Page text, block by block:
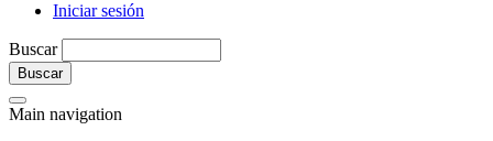
Iniciar sesión
Buscar
Main navigation